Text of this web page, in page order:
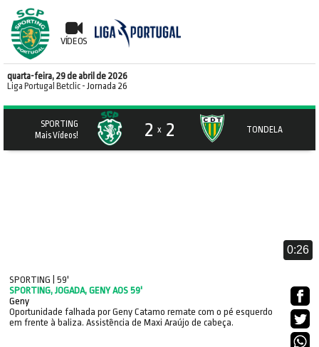
VÍDEOS
quarta-feira, 29 de abril de 2026
Liga Portugal Betclic- Jornada 26
SPORTING
Mais Vídeos!
2 x 2 TONDELA
0:26
SPORTING | 59'
SPORTING, JOGADA, GENY AOS 59'
Geny
Oportunidade falhada por Geny Catamo remate com o pé esquerdo
em frente à baliza. Assistência de Maxi Araújo de cabeça.